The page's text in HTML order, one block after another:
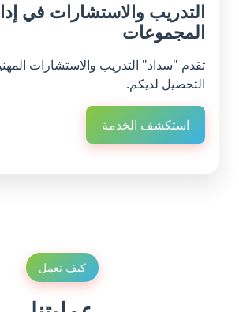
التدريب والاستشارات في
المجموعات
تقدم "سداد" التدريب والاستشارات
التحصيل لديكم.
استكشف الخدمة
كيف نعمل